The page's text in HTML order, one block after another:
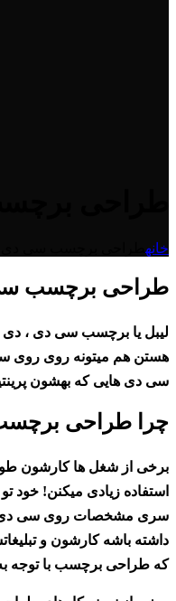
خانه
طراحی برچسب
لیبل یا برچسب سی دی ،
هستن هم میتونه روی روی
سی دی هایی که بهشون
چرا طراحی
برخی از شغل ها کارشون
استفاده زیادی میکنن! خود
سری مشخصات روی سی دی
داشته باشه کارشون و
که طراحی برچسب با توجه